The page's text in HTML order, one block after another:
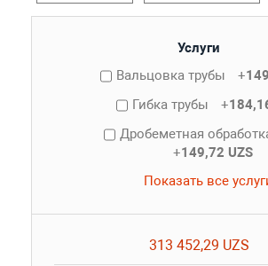
Услуги
Вальцовка трубы
+
Гибка трубы
+
Дробеметная
+149,72 UZS
Показать все
313 452,29 UZS